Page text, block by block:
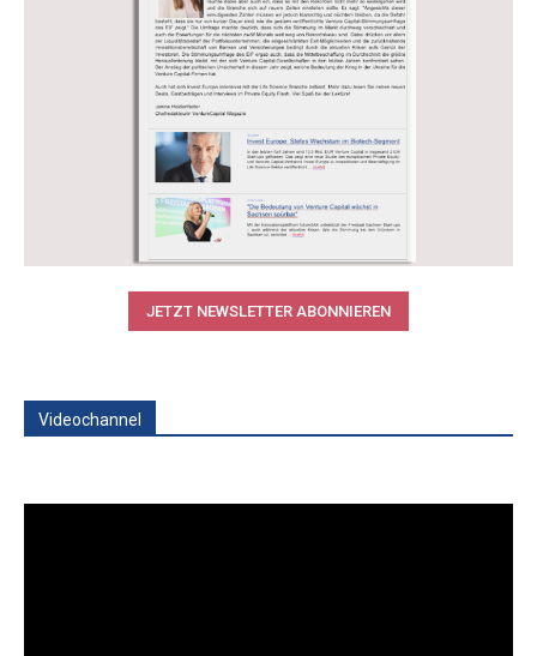
JETZT NEWSLETTER ABONNIEREN
Videochannel